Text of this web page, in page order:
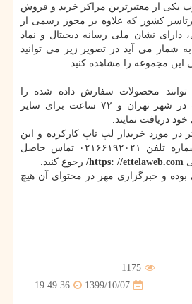
یکی از معتبرترین مراکز خرید و فروش
کشور که علاوه بر مجوز رسمی از
دارای نشان ملی رسانه دیجیتال و نماد
شمار می آید در تصویر زیر می توانید
این مجموعه را مشاهده کنید.
محصولات سفارش داده شده را
حداکثر ظرف ۲۴ ساعت در شهر تهران و ۷۲ ساعت برای سایر
دریافت نمایند.
در مورد خریدار لپ تاپ کارکرده و این
فروشگاه می توانید با شماره تلفن ۰۲۱۶۶۱۹۲۰۲۱ تماس حاصل
رجوع کنید.
و خبرگزاری مهر در محتوای آن هیچ
1175
1399/10/07
19:49:36